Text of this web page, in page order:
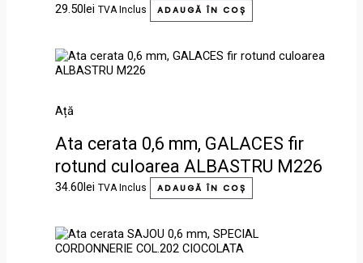
M177
29.50 lei TVA Inclus ADAUGĂ ÎN COȘ
Ață
Ata cerata 0,6 mm, GALACES fir
rotund culoarea ALBASTRU M226
34.60lei TVA Inclus ADAUGĂ ÎN COȘ